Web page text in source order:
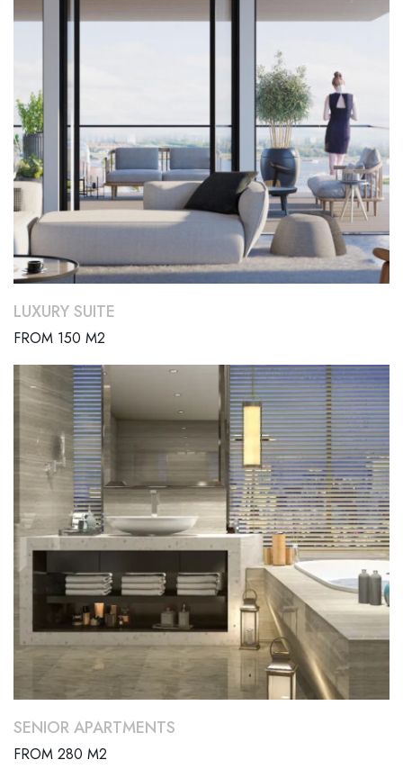
LUXURY SUITE
FROM 150 M2
SENIOR APARTMENTS
FROM 280 M2